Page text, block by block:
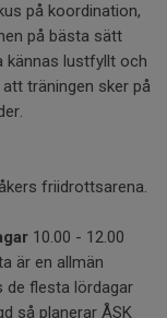
på koordination,
på bästa sätt
kännas lustfyllt och
träningen sker på
friidrottsarena.
10.00 - 12.00
är en allmän
de flesta lördagar
så planerar ÅSK